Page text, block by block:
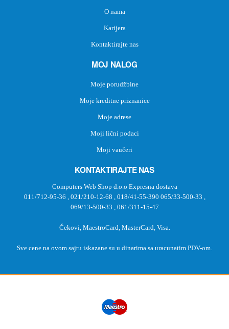
O nama
Karijera
Kontaktirajte nas
MOJ NALOG
Moje porudžbine
Moje kreditne priznanice
Moje adrese
Moji lični podaci
Moji vaučeri
KONTAKTIRAJTE NAS
Computers Web Shop d.o.o Expresna dostava
011/712-95-36 , 021/210-12-68 , 018/41-55-390 065/33-500-33 ,
069/13-500-33 , 061/311-15-47
Čekovi, MaestroCard, MasterCard, Visa.
Sve cene na ovom sajtu iskazane su u dinarima sa uracunatim PDV-om.